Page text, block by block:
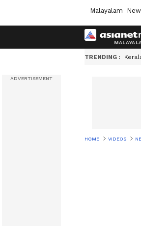
Malayalam
TRENDING :
HOME VIDEOS